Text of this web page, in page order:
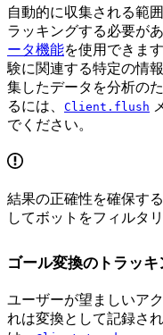
自動的に収集される範
ラッキングする必要が
ータ機能を使用できま
験に関連する特定の情
集したデータを分析の
るには、 Client.flush
でください。
結果の正確性を確保する
してボットをフィルタ
ゴール変換のトラッキ
ユーザーが望ましいア
れは変換として記録さ